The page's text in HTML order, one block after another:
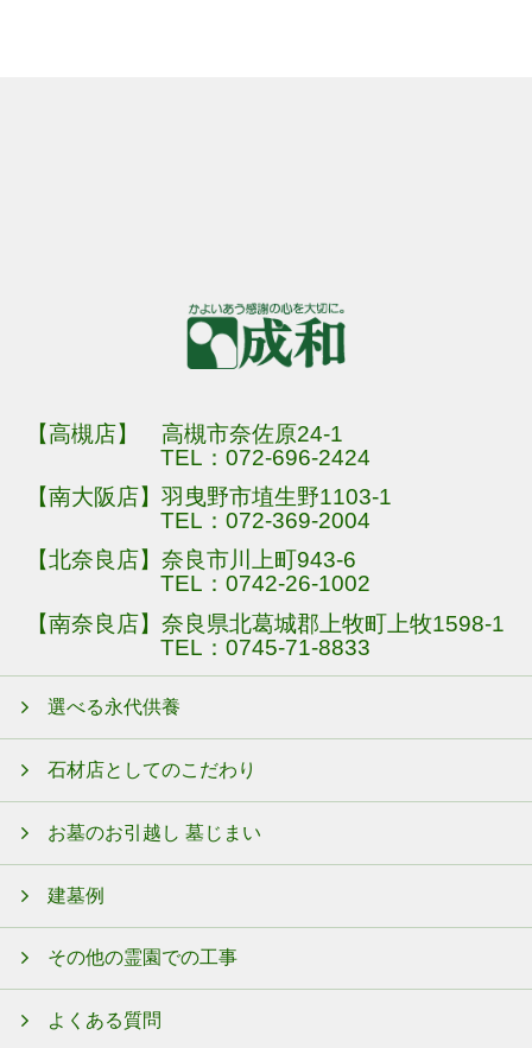
【高槻店】 高槻市奈佐原24-1
TEL：072-696-2424
【南大阪店】羽曳野市埴生野1103-1
TEL：072-369-2004
【北奈良店】奈良市川上町943-6
TEL：0742-26-1002
【南奈良店】奈良県北葛城郡上牧町上牧1598-1
TEL：0745-71-8833
選べる永代供養
石材店としてのこだわり
お墓のお引越し 墓じまい
建墓例
その他の霊園での工事
よくある質問